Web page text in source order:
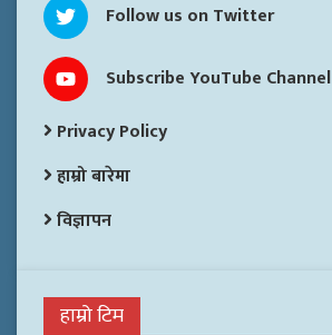
Follow us on Twitter
Subscribe YouTube Channel
Privacy Policy
हाम्रो बारेमा
विज्ञापन
हाम्रो टिम